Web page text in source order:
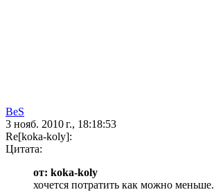
BeS
3 нояб. 2010 г., 18:18:53
Re[koka-koly]:
Цитата:
от: koka-koly
хочется потратить как можно меньше.